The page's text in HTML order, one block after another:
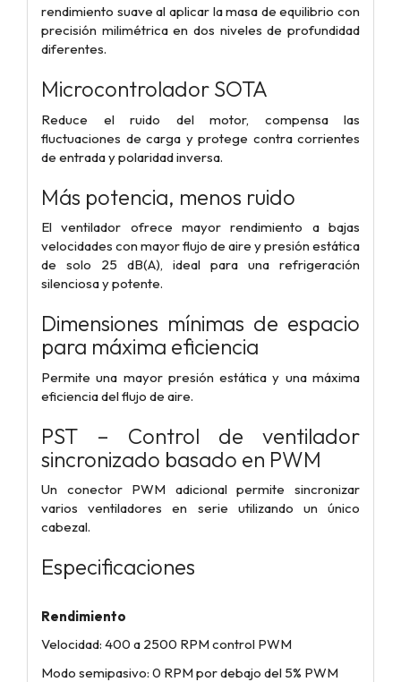
rendimiento suave al aplicar la masa de equilibrio con
precisión milimétrica en dos niveles de profundidad
diferentes.
Microcontrolador SOTA
Reduce el ruido del motor, compensa las
fluctuaciones de carga y protege contra corrientes
de entrada y polaridad inversa.
Más potencia, menos ruido
El ventilador ofrece mayor rendimiento a bajas
velocidades con mayor flujo de aire y presión estática
de solo 25 dB(A), ideal para una refrigeración
silenciosa y potente.
Dimensiones mínimas de espacio
para máxima eficiencia
Permite una mayor presión estática y una máxima
eficiencia del flujo de aire.
PST – Control de ventilador
sincronizado basado en PWM
Un conector PWM adicional permite sincronizar
varios ventiladores en serie utilizando un único
cabezal.
Especificaciones
Rendimiento
Velocidad: 400 a 2500 RPM control PWM
Modo semipasivo: 0 RPM por debajo del 5% PWM